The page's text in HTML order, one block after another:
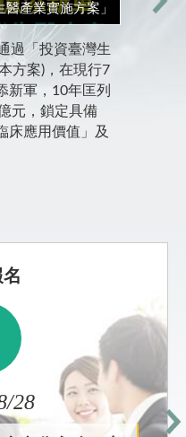
產業實施方案」
過「投資臺灣生
方案)，在現行7
新軍，10年匡列
元，鎖定具備
床應用價值」及
型升級再創商機
民共用生態系
解析
局：臺商的機遇
公告招商
28